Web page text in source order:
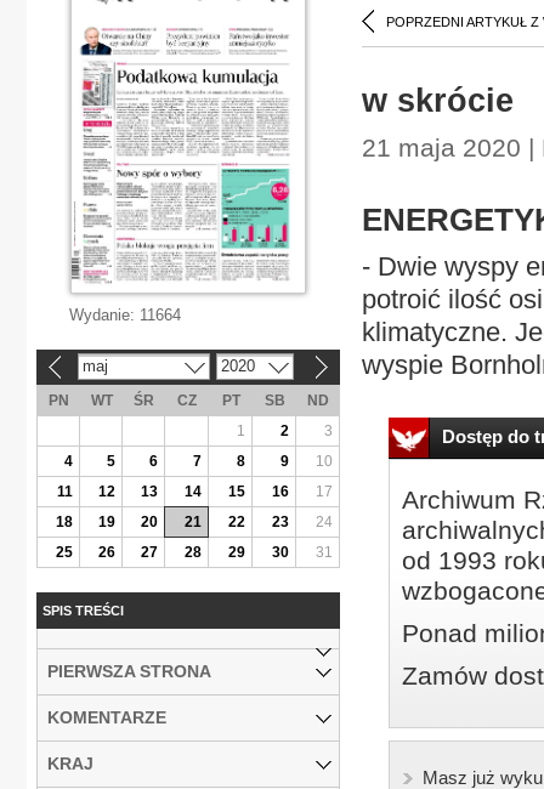
POPRZEDNI ARTYKUŁ Z
w skrócie
21 maja 2020
- Dwie wyspy
potroić ilość
klimatyczne.
wyspie
Dostęp do
Archiwum
od 1993
Ponad
Zamów
Masz już
Wydanie: 11664
maj 2020
PN WT ŚR CZ PT SB
ND
1
2
3
4
5 6 7 8 9
10
11
12 13 14 15 16
17
18
19 20 21 22 23
24
25
26 27 28 29 30 31
SPIS TREŚCI
PIERWSZA STRONA
KOMENTARZE
KRAJ